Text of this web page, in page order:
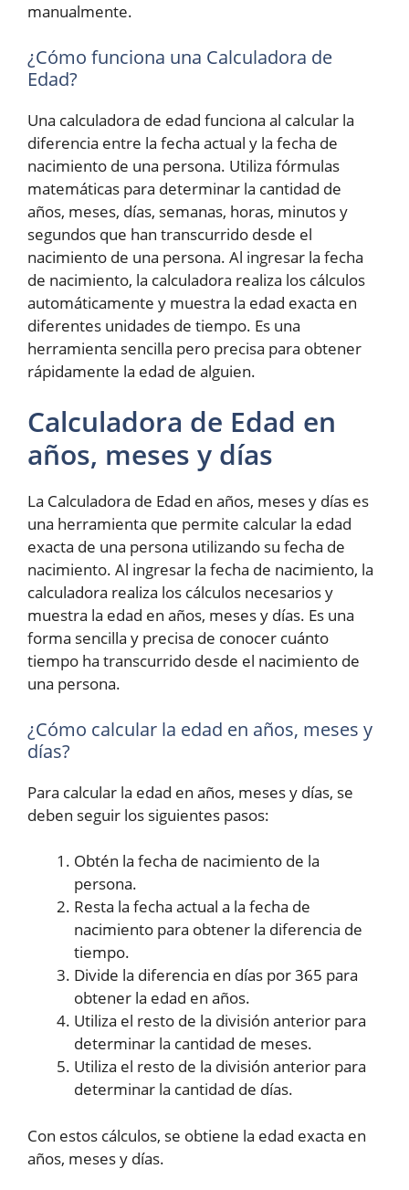
manualmente.
¿Cómo funciona una Calculadora de
Edad?
Una calculadora de edad funciona al calcular la
diferencia entre la fecha actual y la fecha de
nacimiento de una persona. Utiliza fórmulas
matemáticas para determinar la cantidad de
años, meses, días, semanas, horas, minutos y
segundos que han transcurrido desde el
nacimiento de una persona. Al ingresar la fecha
de nacimiento, la calculadora realiza los cálculos
automáticamente y muestra la edad exacta en
diferentes unidades de tiempo. Es una
herramienta sencilla pero precisa para obtener
rápidamente la edad de alguien.
Calculadora de Edad en
años, meses y días
La Calculadora de Edad en años, meses y días es
una herramienta que permite calcular la edad
exacta de una persona utilizando su fecha de
nacimiento. Al ingresar la fecha de nacimiento, la
calculadora realiza los cálculos necesarios y
muestra la edad en años, meses y días. Es una
forma sencilla y precisa de conocer cuánto
tiempo ha transcurrido desde el nacimiento de
una persona.
¿Cómo calcular la edad en años, meses y
días?
Para calcular la edad en años, meses y días, se
deben seguir los siguientes pasos:
Obtén la fecha de nacimiento de la
persona.
Resta la fecha actual a la fecha de
nacimiento para obtener la diferencia de
tiempo.
Divide la diferencia en días por 365 para
obtener la edad en años.
Utiliza el resto de la división anterior para
determinar la cantidad de meses.
Utiliza el resto de la división anterior para
determinar la cantidad de días.
Con estos cálculos, se obtiene la edad exacta en
años, meses y días.